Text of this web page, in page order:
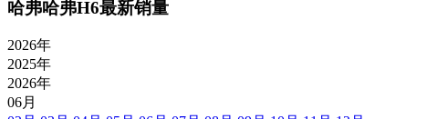
哈弗哈弗H6最新销量
2026年
2025年
2026年
06月